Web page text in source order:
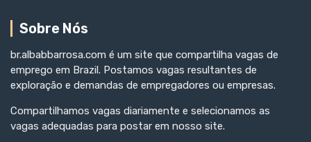
Sobre Nós
br.albabbarrosa.com é um site que compartilha vagas de
emprego em Brazil. Postamos vagas resultantes de
exploração e demandas de empregadores ou empresas.
Compartilhamos vagas diariamente e selecionamos as
vagas adequadas para postar em nosso site.